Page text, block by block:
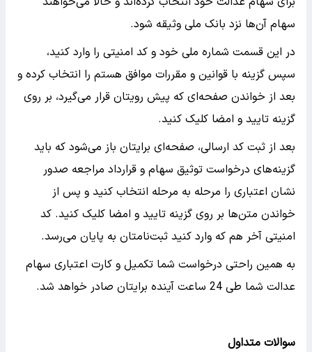
سهام آن‌ها نزد بانک ملی وثیقه شود.
در این قسمت شماره ملی خود و کد امنیتی را وارد کنید،
سپس گزینه با قوانین و مقررات موافق هستم را انتخاب کرده و
بعد از خواندن صفحه‌ای که پیش رویتان قرار می‌گیرد، بر روی
گزینه تایید و امضا کلیک کنید.
بعد از ثبت کد ارسالی، صفحه‌ای برایتان باز می‌شود که باید
گزینه‌های درخواست توثیق سهام و قرارداد مراجعه صدور
نشان اعتباری را مرحله به مرحله انتخاب کنید و پس از
خواندن متن‌ها بر روی گزینه تایید و امضا کلیک کنید. کد
امنیتی آخر هم که وارد کنید ثبت‌نامتان به پایان می‌رسد.
به همین راحتی درخواست شما تکمیل و کارت اعتباری سهام
عدالت شما طی 24 ساعت آینده برایتان صادر خواهد شد.
سوالات متداول